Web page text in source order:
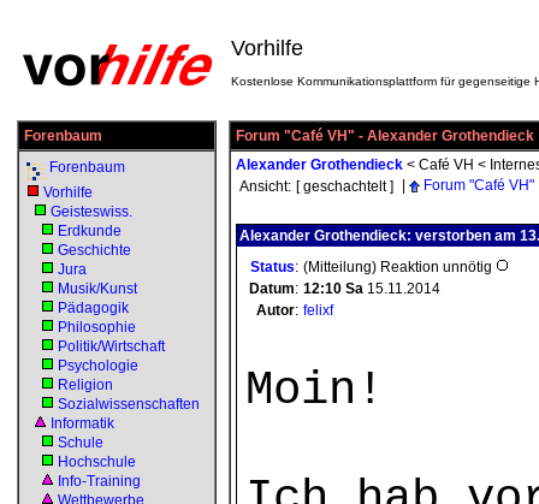
Vorhilfe
Kostenlose Kommunikationsplattform für gegenseitige
Forenbaum
Forenbaum
Vorhilfe
Geisteswiss.
Erdkunde
Geschichte
Jura
Musik/Kunst
Pädagogik
Philosophie
Politik/Wirtschaft
Psychologie
Religion
Sozialwissenschaften
Informatik
Schule
Hochschule
Info-Training
Wettbewerbe
Forum "Café VH" - Alexander Grothendieck
Alexander Grothendieck < Café VH <
Ansicht: [ geschachtelt ] Forum "Café VH"
Alexander Grothendieck: verstorben am
Status: (Mitteilung) Reaktion unnötig
Datum: 12:10 Sa 15.11.2014
Autor: felixf
Moin!